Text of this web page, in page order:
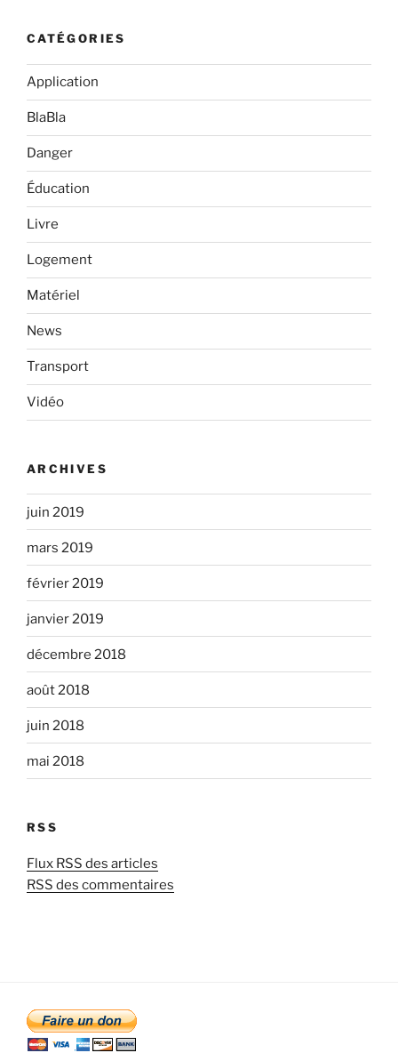
CATÉGORIES
Application
BlaBla
Danger
Éducation
Livre
Logement
Matériel
News
Transport
Vidéo
ARCHIVES
juin 2019
mars 2019
février 2019
janvier 2019
décembre 2018
août 2018
juin 2018
mai 2018
RSS
Flux RSS des articles
RSS des commentaires